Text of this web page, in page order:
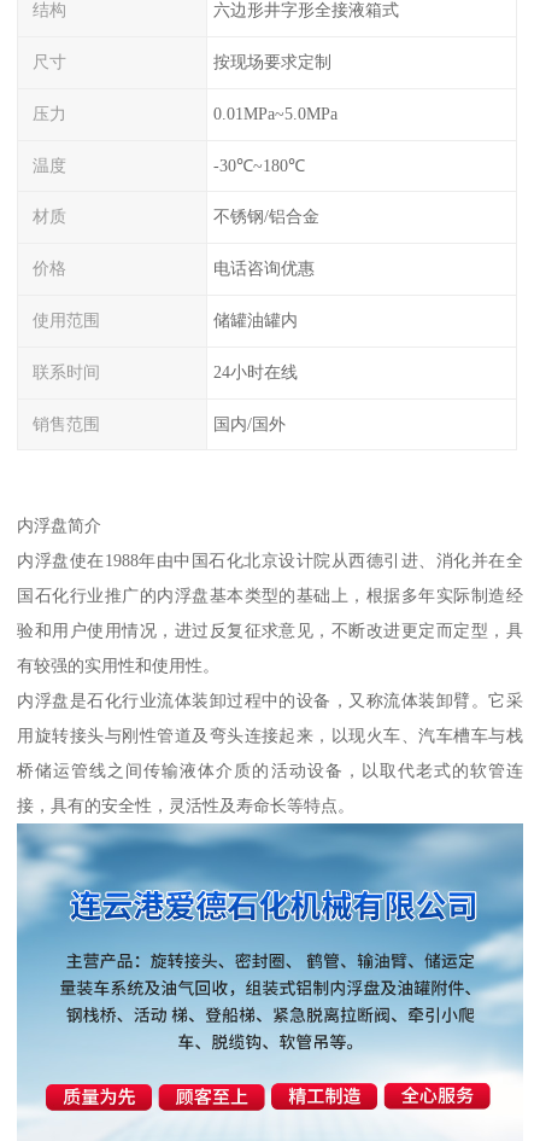
结构 六边形井字形全接液箱式
尺寸 按现场要求定制
压力 0.01MPa~5.0MPa
温度 -30℃~180℃
材质 不锈钢/铝合金
价格 电话咨询优惠
使用范围 储罐油罐内
联系时间 24小时在线
销售范围 国内/国外
内浮盘简介
内浮盘使在1988年由中国石化北京设计院从西德引进、消化并在全
国石化行业推广的内浮盘基本类型的基础上，根据多年实际制造经
验和用户使用情况，进过反复征求意见，不断改进更定而定型，具
有较强的实用性和使用性。
内浮盘是石化行业流体装卸过程中的设备，又称流体装卸臂。它采
用旋转接头与刚性管道及弯头连接起来，以现火车、汽车槽车与栈
桥储运管线之间传输液体介质的活动设备，以取代老式的软管连
接，具有的安全性，灵活性及寿命长等特点。